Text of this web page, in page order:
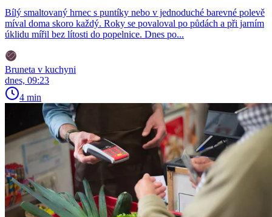
Bílý smaltovaný hrnec s puntíky nebo v jednoduché barevné polevě
míval doma skoro každý. Roky se povaloval po půdách a při jarním
úklidu mířil bez lítosti do popelnice. Dnes po...
Bruneta v kuchyni
dnes, 09:23
4 min